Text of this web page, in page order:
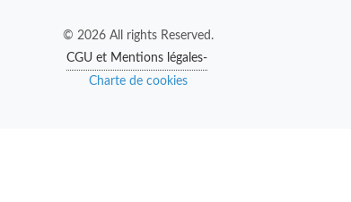
© 2026 All rights Reserved.
CGU et Mentions légales-
Charte de cookies